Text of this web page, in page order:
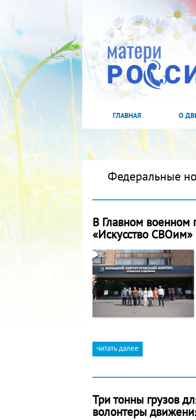
ГЛАВНАЯ О
Федеральные
В Главном военном
«Искусство СВОим»
читать далее
Три тонны грузов
волонтеры